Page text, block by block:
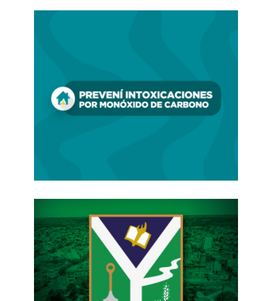
jubilaciones dignas, donde los trabajadores
provincia argentina” en dar los grandes pasos
que luego marcan el rumbo: “desde La Matanza
estamos fundando un gran Movimiento de
FUENTE. PAG. 12